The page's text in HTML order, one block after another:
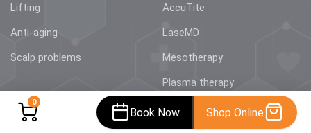
0
Book Now Shop Online
Lifting
Anti-aging
Scalp problems
AccuTite
LaseMD
Mesotherapy
Plasma therapy
Information Contact Information